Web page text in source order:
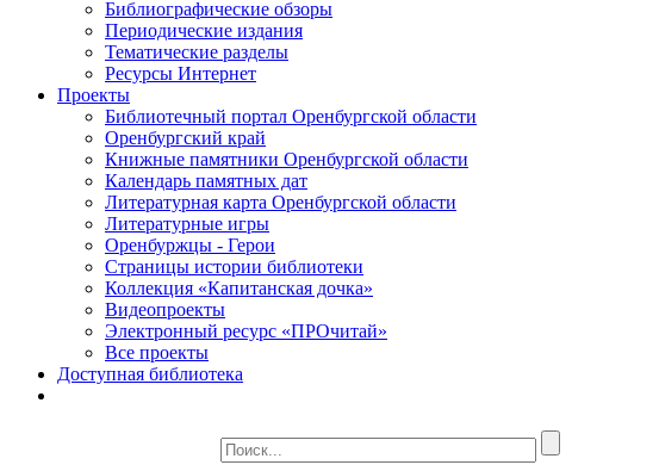
Библиографические обзоры
Периодические издания
Тематические разделы
Ресурсы Интернет
Проекты
Библиотечный портал Оренбургской области
Оренбургский край
Книжные памятники Оренбургской области
Календарь памятных дат
Литературная карта Оренбургской области
Литературные игры
Оренбуржцы - Герои
Страницы истории библиотеки
Коллекция «Капитанская дочка»
Видеопроекты
Электронный ресурс «ПРОчитай»
Все проекты
Доступная библиотека